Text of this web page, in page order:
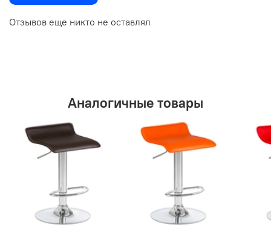
Отзывов еще никто не оставлял
Аналогичные товары